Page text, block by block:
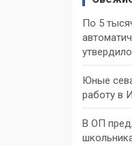
По 5
Юные
работу в
В ОП